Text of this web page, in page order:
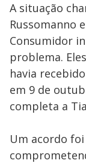
A situação
Russomanno
Consumidor
problema.
havia
em 9 de
completa a
Um acordo